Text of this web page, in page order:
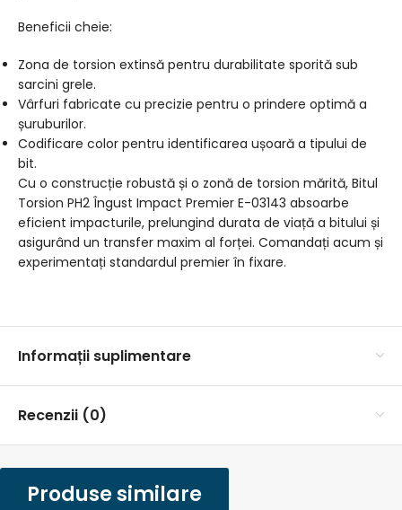
Beneficii cheie:
Zona de torsion extinsă pentru durabilitate sporită sub
sarcini grele.
Vârfuri fabricate cu precizie pentru o prindere optimă a
șuruburilor.
Codificare color pentru identificarea ușoară a tipului de
bit.
Cu o construcție robustă și o zonă de torsion mărită, Bitul
Torsion PH2 Îngust Impact Premier E-03143 absoarbe
eficient impacturile, prelungind durata de viață a bitului și
asigurând un transfer maxim al forței. Comandați acum și
experimentați standardul premier în fixare.
Informații suplimentare
Recenzii (0)
Produse similare